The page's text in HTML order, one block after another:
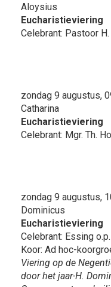
Aloysius
Eucharistieviering
Celebrant: Pastoor
zondag 9 augustus,
Catharina
Eucharistieviering
Celebrant: Mgr. Th.
zondag 9 augustus,
Dominicus
Eucharistieviering
Celebrant: Essing o.p.
Koor: Ad hoc-
Viering op de
door het jaar-H.